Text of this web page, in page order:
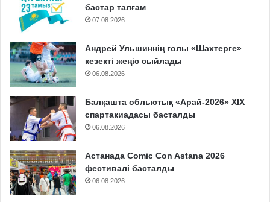
бастар талғам
07.08.2026
Андрей Ульшиннің голы «Шахтерге»
кезекті жеңіс сыйлады
06.08.2026
Балқашта облыстық «Арай-2026» XIX
спартакиадасы басталды
06.08.2026
Астанада Comic Con Astana 2026
фестивалі басталды
06.08.2026